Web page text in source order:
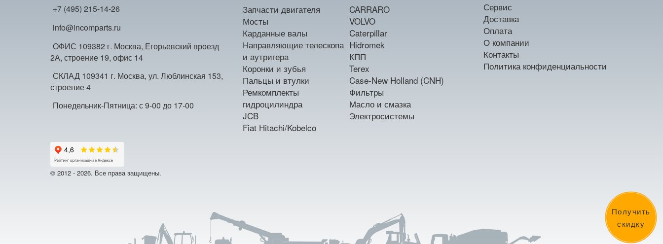
Получить
скидку
+7 (495) 215-14-26
info@incomparts.ru
ОФИС 109382 г. Москва, Егорьевский проезд
2А, строение 19, офис 14
СКЛАД 109341 г. Москва, ул. Люблинская 153,
строение 4
Понедельник-Пятница: с 9-00 до 17-00
Запчасти двигателя
Мосты
Карданные валы
Направляющие телескопа
и аутригера
Коронки и зубья
Пальцы и втулки
Ремкомплекты
гидроцилиндра
JCB
Fiat Hitachi/Kobelco
CARRARO
VOLVO
Caterpillar
Hidromek
КПП
Terex
Case-New Holland (CNH)
Фильтры
Масло и смазка
Электросистемы
Сервис
Доставка
Оплата
О компании
Контакты
Политика конфиденциальности
© 2012 - 2026. Все права защищены.